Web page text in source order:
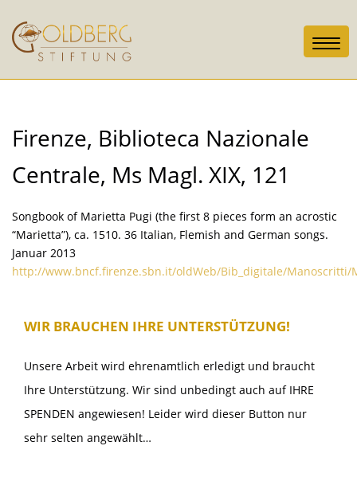
Firenze, Biblioteca Nazionale
Centrale, Ms Magl. XIX, 121
Songbook of Marietta Pugi (the first 8 pieces form an acrostic
“Marietta”), ca. 1510. 36 Italian, Flemish and German songs.
Januar 2013
http://www.bncf.firenze.sbn.it/oldWeb/Bib_digitale/Manoscritti/
WIR BRAUCHEN IHRE UNTERSTÜTZUNG!
Unsere Arbeit wird ehrenamtlich erledigt und braucht
Ihre Unterstützung. Wir sind unbedingt auch auf IHRE
SPENDEN angewiesen! Leider wird dieser Button nur
sehr selten angewählt…